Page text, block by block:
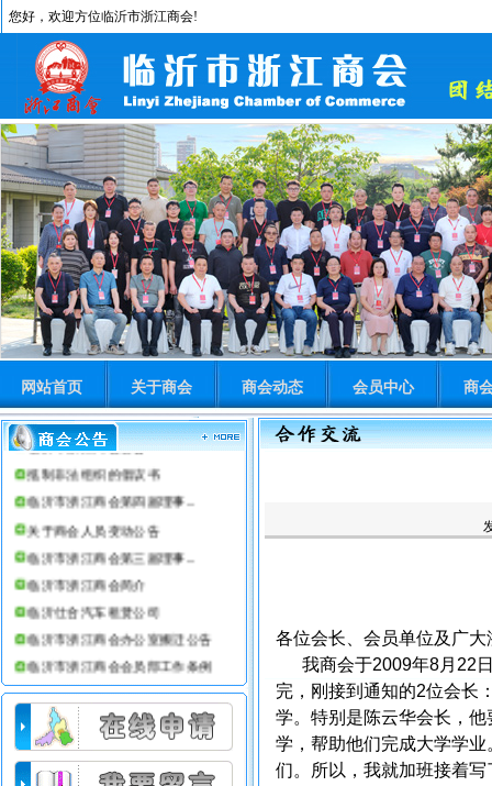
您好，欢迎方位临沂市浙江商会!
网站首页 关于商会 商会动态 会员中心 商
临沂市浙江商会公告
抵制非法组织的倡议书
临沂市浙江商会第四届理事...
关于商会人员变动公告
临沂市浙江商会第三届理事...
临沂市浙江商会简介
临沂仕合汽车租赁公司
临沂市浙江商会办公室搬迁公告
临沂市浙江商会会员部工作条例
临沂市浙江商会08年收费标准
各位会长、会员单位及广大
我商会于2009年8月22日
完，刚接到通知的2位会长
学。特别是陈云华会长，
学，帮助他们完成大学学
们。所以，我就加班接着